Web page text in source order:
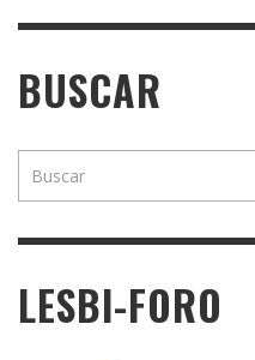
BUSCAR
LESBI-FORO